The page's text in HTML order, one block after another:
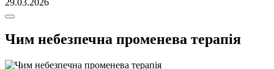
29.03.2026
Чим небезпечна променева терапія